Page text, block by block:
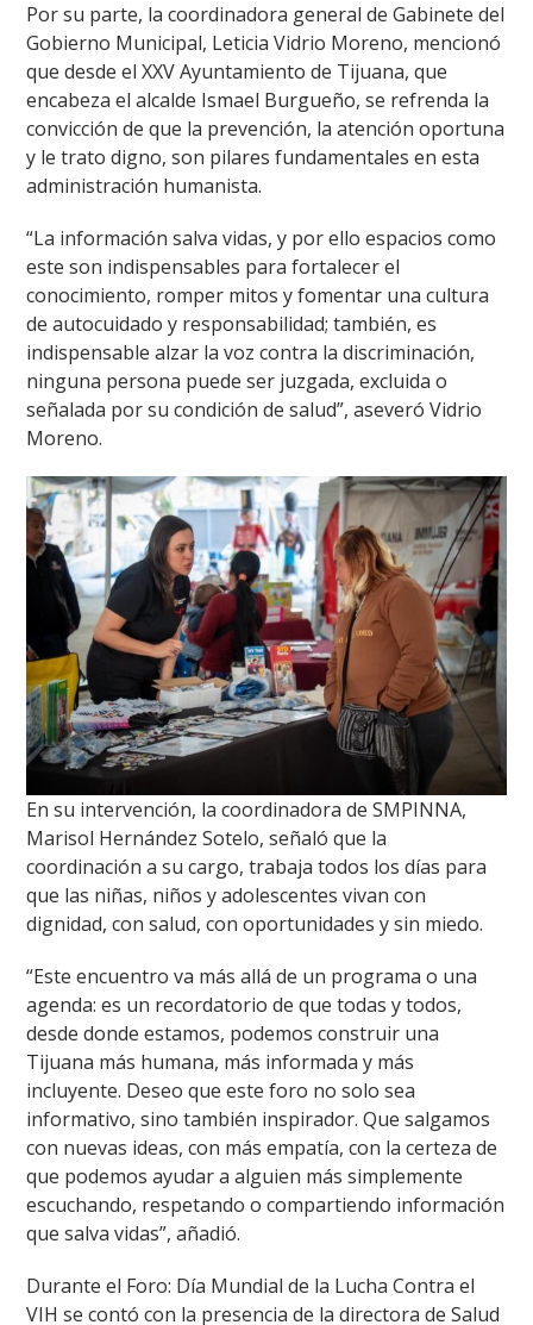
Por su parte, la coordinadora general de Gabinete del
Gobierno Municipal, Leticia Vidrio Moreno, mencionó
que desde el XXV Ayuntamiento de Tijuana, que
encabeza el alcalde Ismael Burgueño, se refrenda la
convicción de que la prevención, la atención oportuna
y le trato digno, son pilares fundamentales en esta
administración humanista.
“La información salva vidas, y por ello espacios como
este son indispensables para fortalecer el
conocimiento, romper mitos y fomentar una cultura
de autocuidado y responsabilidad; también, es
indispensable alzar la voz contra la discriminación,
ninguna persona puede ser juzgada, excluida o
señalada por su condición de salud”, aseveró Vidrio
Moreno.
En su intervención, la coordinadora de SMPINNA,
Marisol Hernández Sotelo, señaló que la
coordinación a su cargo, trabaja todos los días para
que las niñas, niños y adolescentes vivan con
dignidad, con salud, con oportunidades y sin miedo.
“Este encuentro va más allá de un programa o una
agenda: es un recordatorio de que todas y todos,
desde donde estamos, podemos construir una
Tijuana más humana, más informada y más
incluyente. Deseo que este foro no solo sea
informativo, sino también inspirador. Que salgamos
con nuevas ideas, con más empatía, con la certeza de
que podemos ayudar a alguien más simplemente
escuchando, respetando o compartiendo información
que salva vidas”, añadió.
Durante el Foro: Día Mundial de la Lucha Contra el
VIH se contó con la presencia de la directora de Salud